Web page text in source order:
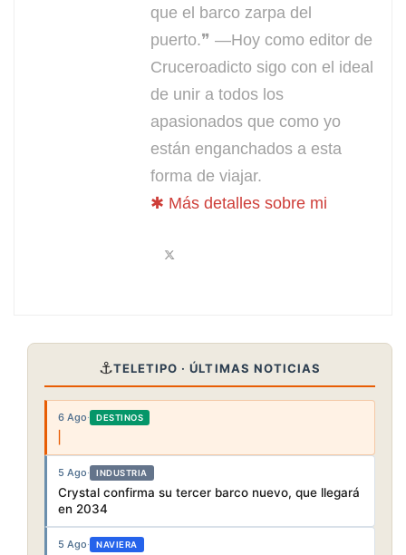
que el barco zarpa del
puerto.❞ —Hoy como editor de
Cruceroadicto sigo con el ideal
de unir a todos los
apasionados que como yo
están enganchados a esta
forma de viajar.
✱ Más detalles sobre mi
⚓TELETIPO · ÚLTIMAS NOTICIAS
6 Ago· DESTINOS
5 Ago· INDUSTRIA
Crystal confirma su tercer barco nuevo, que llegará
en 2034
5 Ago· NAVIERA